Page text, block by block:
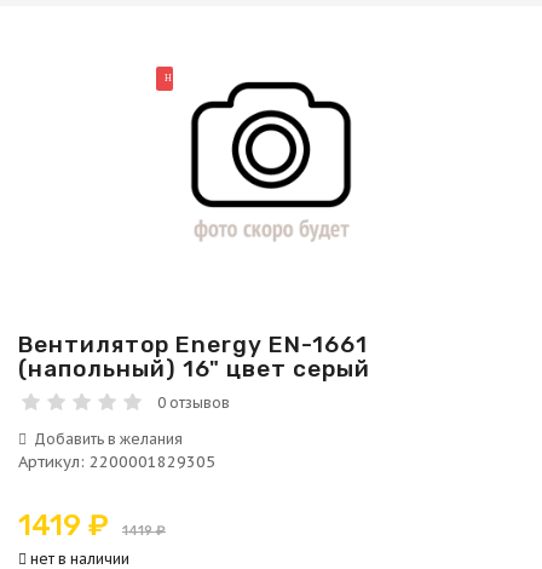
НОВИНКА
Вентилятор Energy EN-1661
(напольный) 16" цвет серый
0 отзывов
Артикул: 2200001829305
1419 ₽ 1419 ₽
нет в наличии